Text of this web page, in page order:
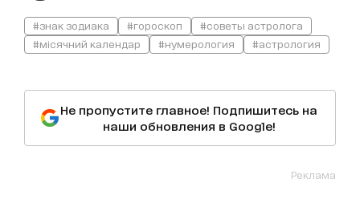
#знак зодиака #гороскоп
#советы астролога
#місячний календар
#нумерология #астрология
Не пропустите главное! Подпишитесь на
наши обновления в Google!
Реклама